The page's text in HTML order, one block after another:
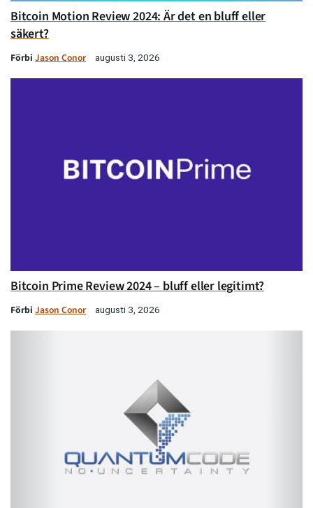
Bitcoin Motion Review 2024: Är det en bluff eller
säkert?
Förbi Jason Conor augusti 3, 2026
Bitcoin Prime Review 2024 – bluff eller legitimt?
Förbi Jason Conor augusti 3, 2026